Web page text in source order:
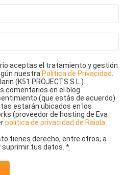
aceptas el tratamiento y gestión
nuestra Política de Privacidad
(K51 PROJECTS S.L.).
comentarios en el blog.
(que estás de acuerdo)
estarán ubicados en los
(proveedor de hosting de Eva
política de privacidad de Raiola
tienes derecho, entre otros, a
tus datos. *